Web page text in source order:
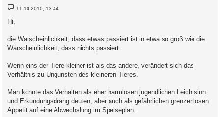
B
e
t
g
11.10.2010, 13:44
Hi,
die Warscheinlichkeit, dass etwas passiert ist in etwa so groß wie die
Warscheinlichkeit, dass nichts passiert.
Wenn eins der Tiere kleiner ist als das andere, verändert sich das
Verhältnis zu Ungunsten des kleineren Tieres.
Man könnte das Verhalten als eher harmlosen jugendlichen Leichtsinn
und Erkundungsdrang deuten, aber auch als gefährlichen grenzenlosen
Appetit auf eine Abwechslung im Speiseplan.